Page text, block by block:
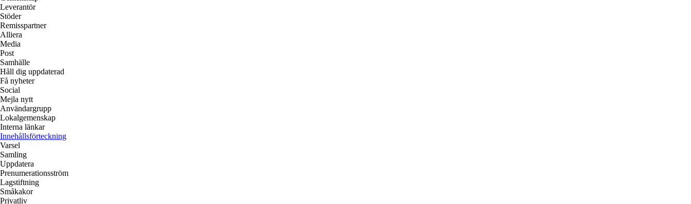
Leverantör
Stöder
Remisspartner
Alliera
Media
Post
Samhälle
Håll dig uppdaterad
Få nyheter
Social
Mejla nytt
Användargrupp
Lokalgemenskap
Interna länkar
Innehållsförteckning
Varsel
Samling
Uppdatera
Prenumerationsström
Lagstiftning
Småkakor
Privatliv